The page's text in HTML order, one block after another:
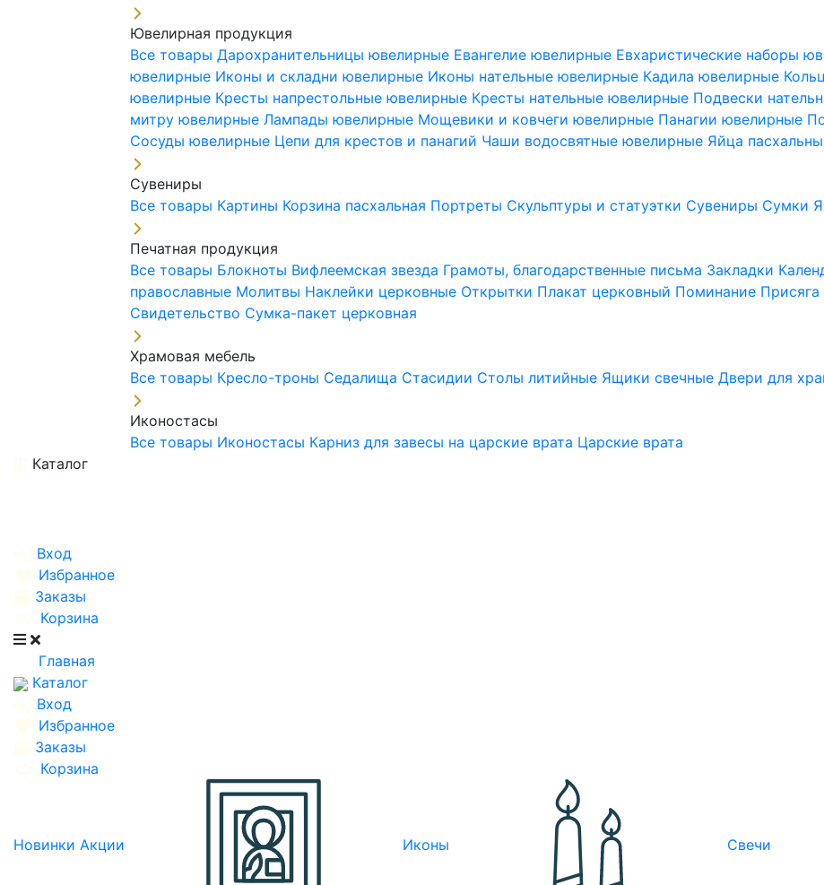
Ювелирная продукция
Все товарыДарохранительницы ювелирные Евангелие ювелирные Евхаристические наборы
ювелирные Иконы и складни ювелирные Иконы нательные ювелирные Кадила ювелирные
ювелирные Кресты напрестольные ювелирные Кресты нательные ювелирные Подвески
митру ювелирныеЛампады ювелирные Мощевики и ковчеги ювелирные Панагии ювелирные
Сосуды ювелирные Цепи для крестов и панагий Чаши водосвятные ювелирные Яйца
Сувениры
Все товары Картины Корзина пасхальная Портреты Скульптуры и статуэтки Сувениры Сумки
Печатная продукция
Все товары Блокноты Вифлеемская звезда Грамоты, благодарственные письма Закладки
православные Молитвы Наклейки церковные Открытки Плакат церковный Поминание Присяга
Свидетельство Сумка-пакет церковная
Храмовая мебель
Все товары Кресло-троны Седалища Стасидии Столы литийные Ящики свечныеДвери для
Иконостасы
Все товары Иконостасы Карниз для завесы на царские врата Царские врата
Каталог
Вход
Избранное
Заказы
Корзина
Главная
Каталог
Вход
Избранное
Заказы
Корзина
Новинки Акции Иконы Свечи